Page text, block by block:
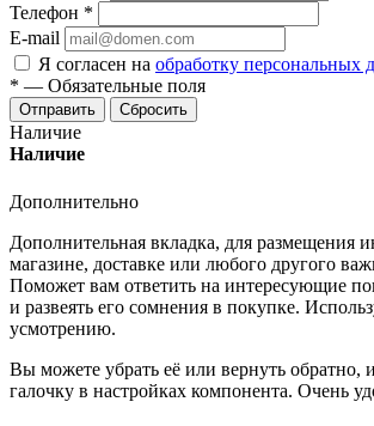
Телефон *
E-mail
Я согласен на обработку персональных
* — Обязательные поля
Отправить Сбросить
Наличие
Наличие
Дополнительно
Дополнительная вкладка, для размещения
магазине, доставке или любого другого
Поможет вам ответить на интересующие
и развеять его сомнения в покупке.
усмотрению.
Вы можете убрать её или вернуть обратно,
галочку в настройках компонента. Очень